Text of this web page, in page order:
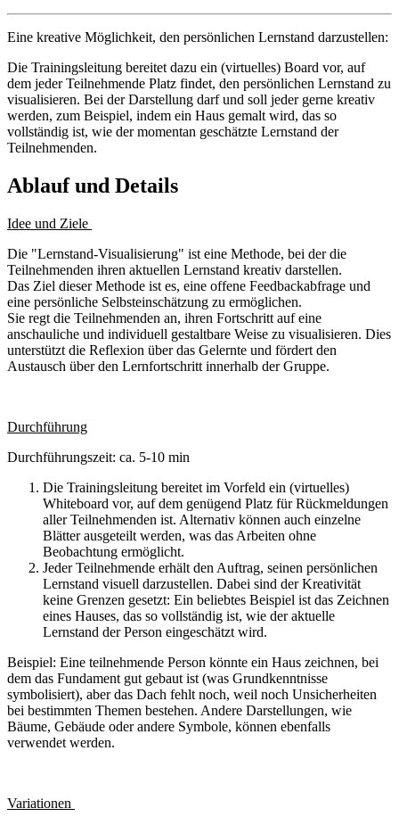
Eine kreative Möglichkeit, den persönlichen Lernstand darzustellen:
Die Trainingsleitung bereitet dazu ein (virtuelles) Board vor, auf
dem jeder Teilnehmende Platz findet, den persönlichen Lernstand zu
visualisieren. Bei der Darstellung darf und soll jeder gerne kreativ
werden, zum Beispiel, indem ein Haus gemalt wird, das so
vollständig ist, wie der momentan geschätzte Lernstand der
Teilnehmenden.
Ablauf und Details
Idee und Ziele
Die "Lernstand-Visualisierung" ist eine Methode, bei der die
Teilnehmenden ihren aktuellen Lernstand kreativ darstellen.
Das Ziel dieser Methode ist es, eine offene Feedbackabfrage und
eine persönliche Selbsteinschätzung zu ermöglichen.
Sie regt die Teilnehmenden an, ihren Fortschritt auf eine
anschauliche und individuell gestaltbare Weise zu visualisieren. Dies
unterstützt die Reflexion über das Gelernte und fördert den
Austausch über den Lernfortschritt innerhalb der Gruppe.
Durchführung
Durchführungszeit: ca. 5-10 min
Die Trainingsleitung bereitet im Vorfeld ein (virtuelles)
Whiteboard vor, auf dem genügend Platz für Rückmeldungen
aller Teilnehmenden ist. Alternativ können auch einzelne
Blätter ausgeteilt werden, was das Arbeiten ohne
Beobachtung ermöglicht.
Jeder Teilnehmende erhält den Auftrag, seinen persönlichen
Lernstand visuell darzustellen. Dabei sind der Kreativität
keine Grenzen gesetzt: Ein beliebtes Beispiel ist das Zeichnen
eines Hauses, das so vollständig ist, wie der aktuelle
Lernstand der Person eingeschätzt wird.
Beispiel: Eine teilnehmende Person könnte ein Haus zeichnen, bei
dem das Fundament gut gebaut ist (was Grundkenntnisse
symbolisiert), aber das Dach fehlt noch, weil noch Unsicherheiten
bei bestimmten Themen bestehen. Andere Darstellungen, wie
Bäume, Gebäude oder andere Symbole, können ebenfalls
verwendet werden.
Variationen